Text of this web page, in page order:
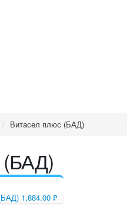
Витасел плюс (БАД)
(БАД)
1,884.00 ₽